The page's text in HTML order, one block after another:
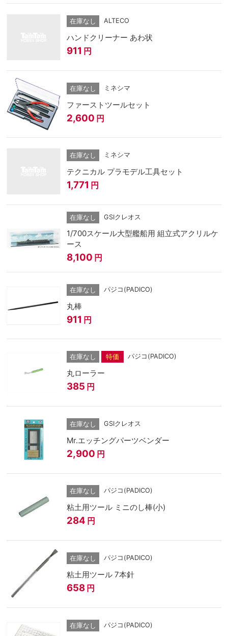
在庫なし ALTECO
ハンドクリーナー あわ状
911 円
在庫なし ミネシマ
ファーストツールセット
2,600 円
在庫なし ミネシマ
テクニカル プラモデル工具セット
1,771 円
在庫なし GSIクレオス
1/700スケール大型艦船用 組立式アクリルケ
ース
8,100 円
在庫なし パジコ(PADICO)
丸棒
911 円
在庫なし 特価 パジコ(PADICO)
丸ローラー
385 円
在庫なし GSIクレオス
Mr.エッチングパーツベンダー
2,900 円
在庫なし パジコ(PADICO)
粘土用ツール ミニのし棒(小)
284 円
在庫なし パジコ(PADICO)
粘土用ツール 7本針
658 円
在庫なし パジコ(PADICO)